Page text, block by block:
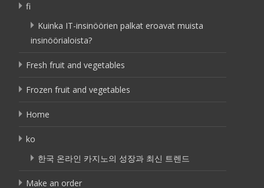
fi
Kuinka IT-insinöörien palkat eroavat muista
insinöörialoista?
Fresh fruit and vegetables
Frozen fruit and vegetables
Home
ko
한국 온라인 카지노의 성장과 최신 트렌드
Make an order